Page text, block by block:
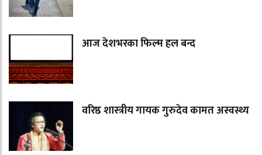
आज देशभरका फिल्म हल बन्द
वरिष्ठ शास्त्रीय गायक गुरुदेव कामत अस्वस्थ्य